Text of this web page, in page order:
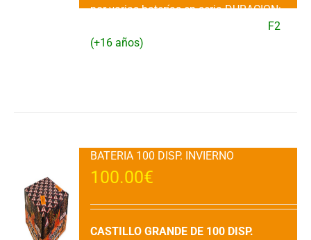
por varias baterías en seria.DURACION:
F2
(+16 años)
BATERIA 100 DISP. INVIERNO
100.00€
CASTILLO GRANDE DE 100 DISP.